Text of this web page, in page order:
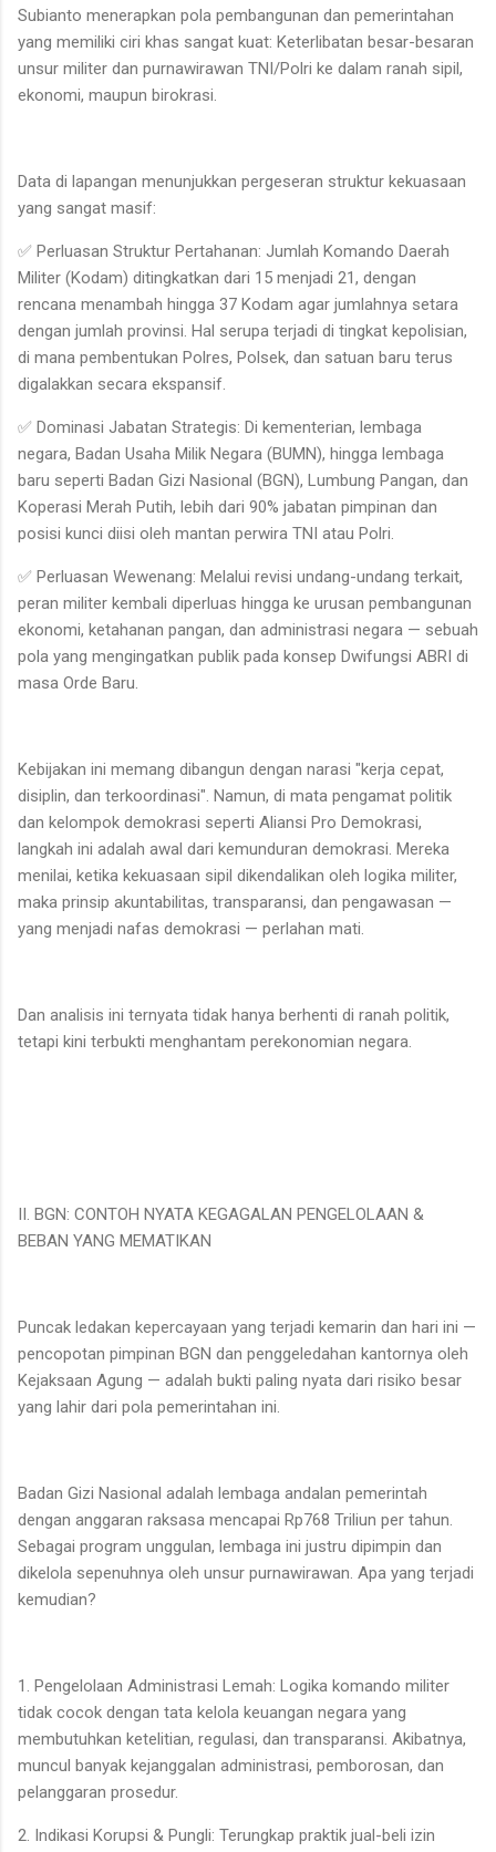
Subianto menerapkan pola pembangunan dan pemerintahan
yang memiliki ciri khas sangat kuat: Keterlibatan besar-besaran
unsur militer dan purnawirawan TNI/Polri ke dalam ranah sipil,
ekonomi, maupun birokrasi.
Data di lapangan menunjukkan pergeseran struktur kekuasaan
yang sangat masif:
✅ Perluasan Struktur Pertahanan: Jumlah Komando Daerah
Militer (Kodam) ditingkatkan dari 15 menjadi 21, dengan
rencana menambah hingga 37 Kodam agar jumlahnya setara
dengan jumlah provinsi. Hal serupa terjadi di tingkat kepolisian,
di mana pembentukan Polres, Polsek, dan satuan baru terus
digalakkan secara ekspansif.
✅ Dominasi Jabatan Strategis: Di kementerian, lembaga
negara, Badan Usaha Milik Negara (BUMN), hingga lembaga
baru seperti Badan Gizi Nasional (BGN), Lumbung Pangan, dan
Koperasi Merah Putih, lebih dari 90% jabatan pimpinan dan
posisi kunci diisi oleh mantan perwira TNI atau Polri.
✅ Perluasan Wewenang: Melalui revisi undang-undang terkait,
peran militer kembali diperluas hingga ke urusan pembangunan
ekonomi, ketahanan pangan, dan administrasi negara — sebuah
pola yang mengingatkan publik pada konsep Dwifungsi ABRI di
masa Orde Baru.
Kebijakan ini memang dibangun dengan narasi "kerja cepat,
disiplin, dan terkoordinasi". Namun, di mata pengamat politik
dan kelompok demokrasi seperti Aliansi Pro Demokrasi,
langkah ini adalah awal dari kemunduran demokrasi. Mereka
menilai, ketika kekuasaan sipil dikendalikan oleh logika militer,
maka prinsip akuntabilitas, transparansi, dan pengawasan —
yang menjadi nafas demokrasi — perlahan mati.
Dan analisis ini ternyata tidak hanya berhenti di ranah politik,
tetapi kini terbukti menghantam perekonomian negara.
II. BGN: CONTOH NYATA KEGAGALAN PENGELOLAAN &
BEBAN YANG MEMATIKAN
Puncak ledakan kepercayaan yang terjadi kemarin dan hari ini —
pencopotan pimpinan BGN dan penggeledahan kantornya oleh
Kejaksaan Agung — adalah bukti paling nyata dari risiko besar
yang lahir dari pola pemerintahan ini.
Badan Gizi Nasional adalah lembaga andalan pemerintah
dengan anggaran raksasa mencapai Rp768 Triliun per tahun.
Sebagai program unggulan, lembaga ini justru dipimpin dan
dikelola sepenuhnya oleh unsur purnawirawan. Apa yang terjadi
kemudian?
1. Pengelolaan Administrasi Lemah: Logika komando militer
tidak cocok dengan tata kelola keuangan negara yang
membutuhkan ketelitian, regulasi, dan transparansi. Akibatnya,
muncul banyak kejanggalan administrasi, pemborosan, dan
pelanggaran prosedur.
2. Indikasi Korupsi & Pungli: Terungkap praktik jual-beli izin